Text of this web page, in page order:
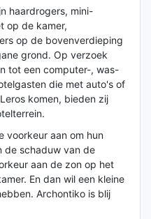
haardrogers, mini-
op de kamer,
op de bovenverdieping
grond. Op verzoek
tot een computer-, was-
die met auto's of
komen, bieden zij
voorkeur aan om hun
de schaduw van de
aan de zon op het
En dan wil een kleine
Archontiko is blij